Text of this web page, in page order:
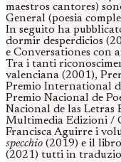
maestros cantores)
General (poesia
In seguito ha
dormir desperdicios
e Conversationes con
Tra i tanti
valenciana (2001),
Premio International
Premio Nacional de
Nacional de las Letras
Multimedia Edizioni /
Francisca Aguirre i
specchio (2019) e il
(2021) tutti in